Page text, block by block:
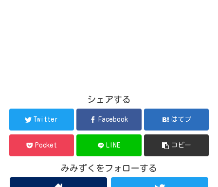
シェアする
Twitter Facebook はてブ
Pocket LINE コピー
みみずくをフォローする